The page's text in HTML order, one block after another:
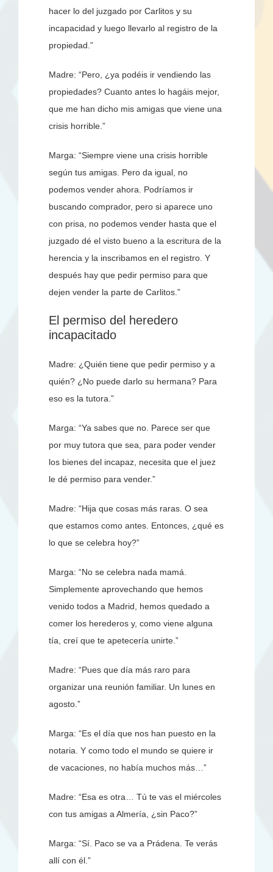
hacer lo del juzgado por Carlitos y su
incapacidad y luego llevarlo al registro de la
propiedad.”
Madre: “Pero, ¿ya podéis ir vendiendo las
propiedades? Cuanto antes lo hagáis mejor,
que me han dicho mis amigas que viene una
crisis horrible.”
Marga: “Siempre viene una crisis horrible
según tus amigas. Pero da igual, no
podemos vender ahora. Podríamos ir
buscando comprador, pero si aparece uno
con prisa, no podemos vender hasta que el
juzgado dé el visto bueno a la escritura de la
herencia y la inscribamos en el registro. Y
después hay que pedir permiso para que
dejen vender la parte de Carlitos.”
El permiso del heredero
incapacitado
Madre: ¿Quién tiene que pedir permiso y a
quién? ¿No puede darlo su hermana? Para
eso es la tutora.”
Marga: “Ya sabes que no. Parece ser que
por muy tutora que sea, para poder vender
los bienes del incapaz, necesita que el juez
le dé permiso para vender.”
Madre: “Hija que cosas más raras. O sea
que estamos como antes. Entonces, ¿qué es
lo que se celebra hoy?”
Marga: “No se celebra nada mamá.
Simplemente aprovechando que hemos
venido todos a Madrid, hemos quedado a
comer los herederos y, como viene alguna
tía, creí que te apetecería unirte.”
Madre: “Pues que día más raro para
organizar una reunión familiar. Un lunes en
agosto.”
Marga: “Es el día que nos han puesto en la
notaria. Y como todo el mundo se quiere ir
de vacaciones, no había muchos más…”
Madre: “Esa es otra… Tú te vas el miércoles
con tus amigas a Almería, ¿sin Paco?”
Marga: “Sí. Paco se va a Prádena. Te verás
allí con él.”